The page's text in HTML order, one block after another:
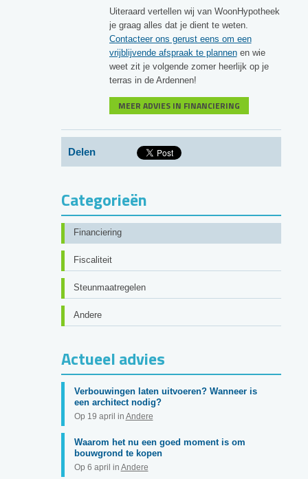
Uiteraard vertellen wij van WoonHypotheek
je graag alles dat je dient te weten.
Contacteer ons gerust eens om een
vrijblijvende afspraak te plannenen wie
weet zit je volgende zomer heerlijk op je
terras in de Ardennen!
MEER ADVIES IN FINANCIERING
Delen
Categorieën
Financiering
Fiscaliteit
Steunmaatregelen
Andere
Actueel advies
Verbouwingen laten uitvoeren? Wanneer is
een architect nodig?
Op 19 april in Andere
Waarom het nu een goed moment is om
bouwgrond te kopen
Op 6 april in Andere